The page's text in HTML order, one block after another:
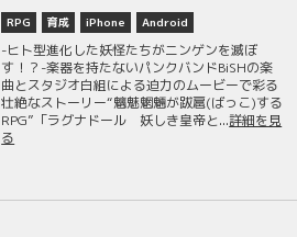
RPG 育成 iPhone Android
-ヒト型進化した妖怪たちがニンゲンを滅ぼ
す！？-楽器を持たないパンクバンドBiSHの楽
曲とスタジオ白組による迫力のムービーで彩る
壮絶なストーリー“魑魅魍魎が跋扈(ばっこ)する
RPG”「ラグナドール 妖しき皇帝と...詳細を見
る